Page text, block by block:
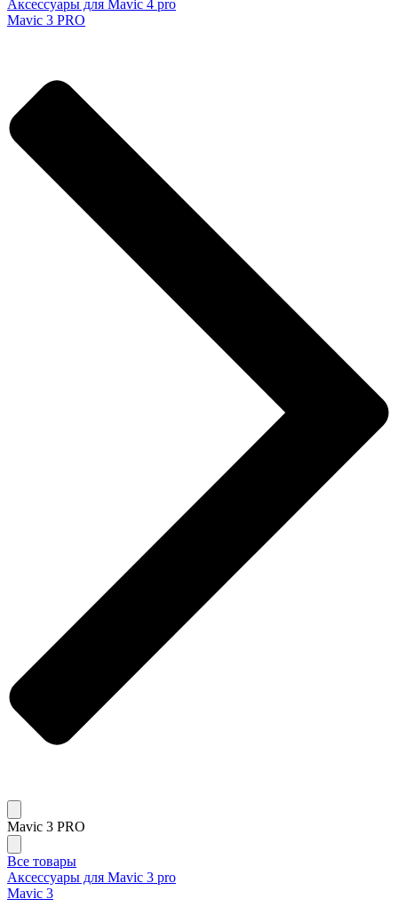
Аксессуары для Mavic 4 pro
Mavic 3 PRO
Mavic 3 PRO
Все товары
Аксессуары для Mavic 3 pro
Mavic 3